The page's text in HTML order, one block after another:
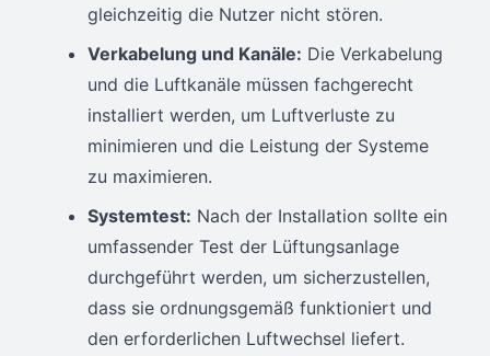
gleichzeitig die Nutzer nicht stören.
Verkabelung und Kanäle: Die Verkabelung
und die Luftkanäle müssen fachgerecht
installiert werden, um Luftverluste zu
minimieren und die Leistung der Systeme
zu maximieren.
Systemtest: Nach der Installation sollte ein
umfassender Test der Lüftungsanlage
durchgeführt werden, um sicherzustellen,
dass sie ordnungsgemäß funktioniert und
den erforderlichen Luftwechsel liefert.